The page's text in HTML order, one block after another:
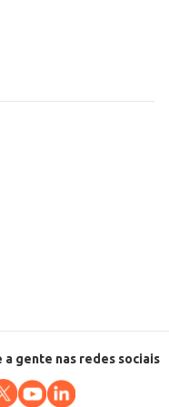
a gente nas redes sociais